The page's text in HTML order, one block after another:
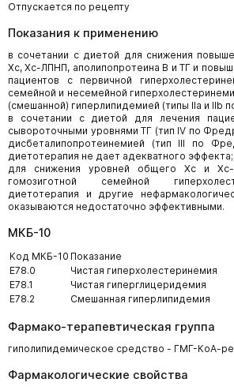
Отпускается по рецепту
Показания к применению
в сочетании с диетой для снижения
Хс, Хс-ЛПНП, аполипопротеина В и ТГ и
пациентов с первичной
семейной и несемейной
(смешанной) гиперлипидемией (типы IIa и IIb
в сочетании с диетой для лечения
сывороточными уровнями ТГ (тип IV по
дисбеталипопротеинемией (тип III по
диетотерапия не дает адекватного эффекта;
для снижения уровней общего Хс и
гомозиготной семейной
диетотерапия и другие
оказываются недостаточно эффективными.
МКБ-10
Код МКБ-10 Показание
E78.0
Чистая гиперхолестеринемия
E78.1
Чистая гиперглицеридемия
E78.2
Смешанная гиперлипидемия
Фармако-терапевтическая группа
гиполипидемическое средство - ГМГ-КоА-
Фармакологические свойства